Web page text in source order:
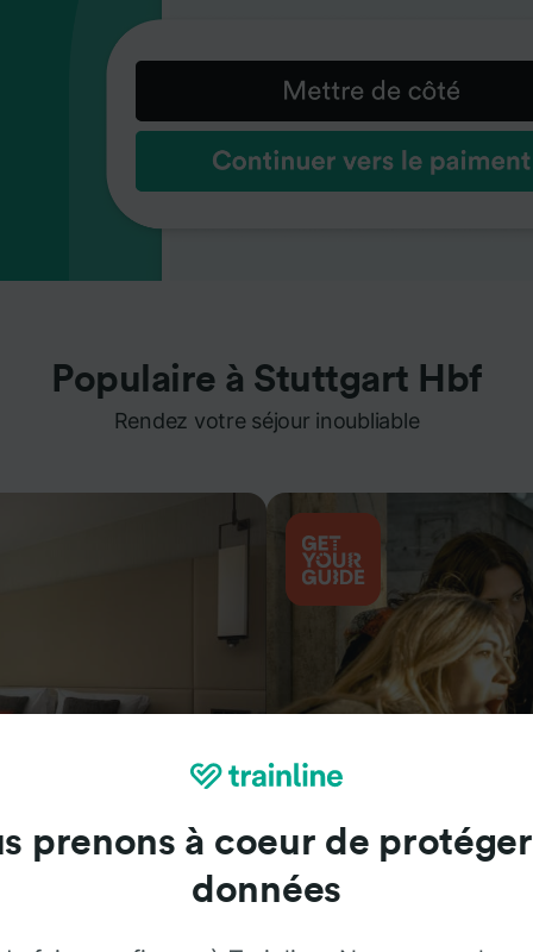
Populaire à Stuttgart Hbf
Rendez votre séjour inoubliable
Attractions
prenons à coeur de
données